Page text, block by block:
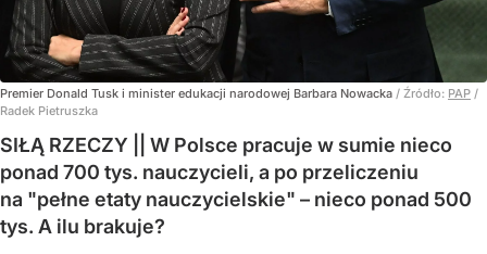
Premier Donald Tusk i minister edukacji narodowej Barbara Nowacka / Źródło: PAP /
Radek Pietruszka
SIŁĄ RZECZY || W Polsce pracuje w sumie nieco
ponad 700 tys. nauczycieli, a po przeliczeniu
na "pełne etaty nauczycielskie" – nieco ponad 500
tys. A ilu brakuje?